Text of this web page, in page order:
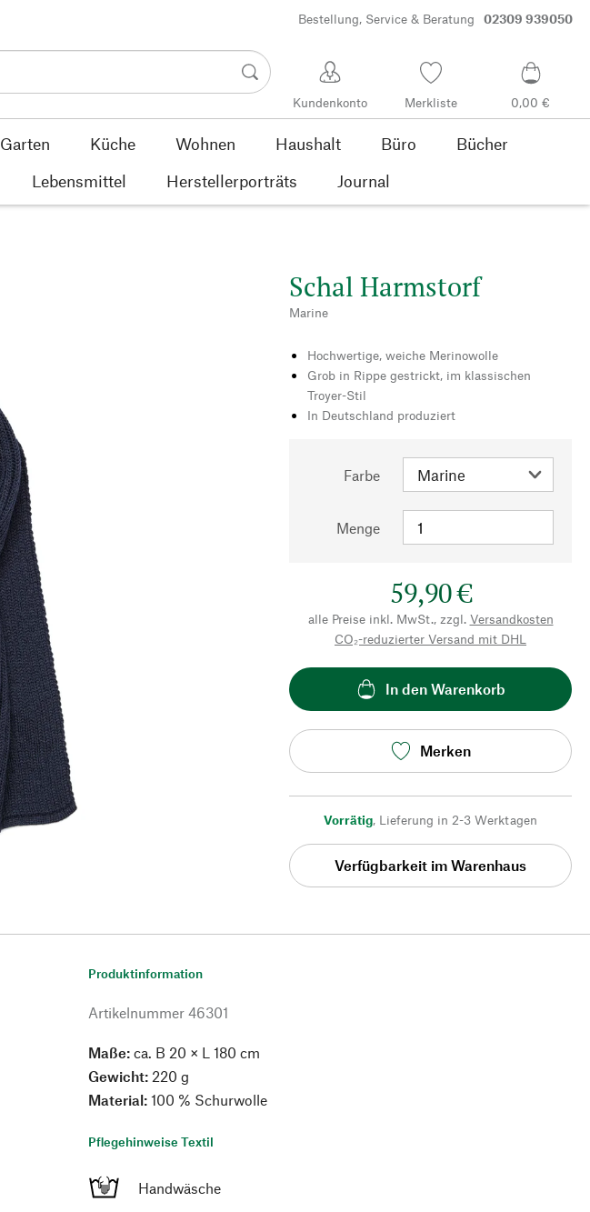
Bestellung, Service & Beratung 02309 939050
Kundenkonto Merkliste 0,00 €
Garten Küche Wohnen Haushalt Büro
Bücher
Lebensmittel Herstellerporträts Journal
Schal Harmstorf
Marine
Hochwertige, weiche Merinowolle
Grob in Rippe gestrickt, im klassischen
Troyer-Stil
In Deutschland produziert
Farbe
Menge
59,90 €
alle Preise inkl. MwSt., zzgl. Versandkosten
CO₂-reduzierter Versand mit DHL
In den Warenkorb
Merken
Vorrätig, Lieferung in 2-3 Werktagen
Verfügbarkeit im Warenhaus
Produktinformation
Artikelnummer 46301
Maße: ca. B 20 × L 180 cm
Gewicht: 220 g
Material: 100 % Schurwolle
Pflegehinweise Textil
Handwäsche